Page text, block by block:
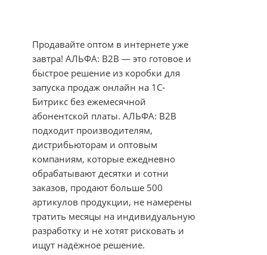
Продавайте оптом в интернете уже
завтра! АЛЬФА: B2B — это готовое и
быстрое решение из коробки для
запуска продаж онлайн на 1С-
Битрикс без ежемесячной
абонентской платы. АЛЬФА: B2B
подходит производителям,
дистрибьюторам и оптовым
компаниям, которые ежедневно
обрабатывают десятки и сотни
заказов, продают больше 500
артикулов продукции, не намерены
тратить месяцы на индивидуальную
разработку и не хотят рисковать и
ищут надёжное решение.